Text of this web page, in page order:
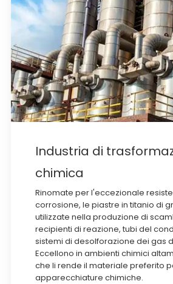
Industria di
chimica
Rinomate per l'eccezionale
corrosione, le piastre in titanio di
utilizzate nella produzione di
recipienti di reazione, tubi del
sistemi di desolforazione dei gas
Eccellono in ambienti chimici
che li rende il materiale preferito
apparecchiature chimiche.